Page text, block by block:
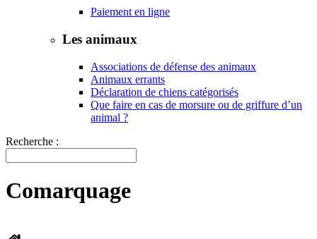
Paiement en ligne
Les animaux
Associations de défense des animaux
Animaux errants
Déclaration de chiens catégorisés
Que faire en cas de morsure ou de griffure d’un
animal ?
Recherche :
Comarquage